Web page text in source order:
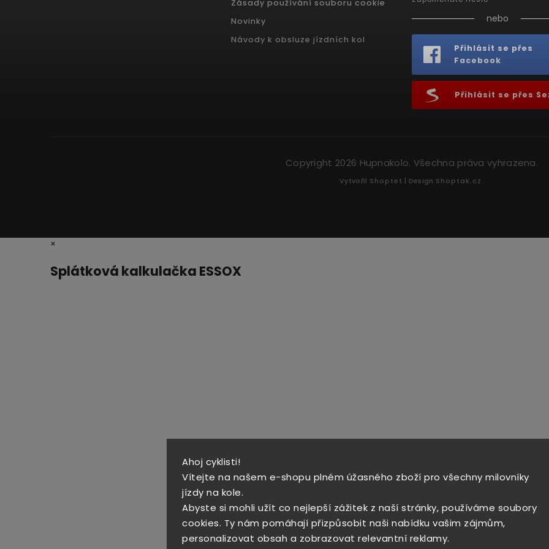
Ahoj cyklisti!
Vítejte na našem e-shopu plném úžasného zboží pro všechny milovníky
jízdy na kole.
Abyste si mohli užít co nejlepší zážitek z naší stránky, používáme soubory
cookies. Ty nám pomáhají přizpůsobit naši nabídku vašim zájmům,
personalizovat obsah a zobrazovat relevantní reklamy.
Zásady používání souboru cookie
Novinky
Návody k obsluze jízdních kol
nebo
Přihlásit se přes
Facebook
Přihlásit se přes
Copyright 2026 Hupnakolo. Všechna práva vyhrazena.
Vytvořil Shoptet | Design Shoptak.cz.
×
Splátková kalkulačka ESSOX